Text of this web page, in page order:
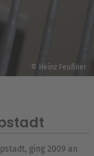
© Heinz Feußner
ging 2009 an